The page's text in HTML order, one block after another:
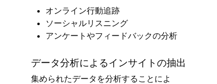
オンライン行動追跡
ソーシャルリスニング
アンケートやフィードバックの分析
データ分析によるインサイトの抽出
集められたデータを分析することによ